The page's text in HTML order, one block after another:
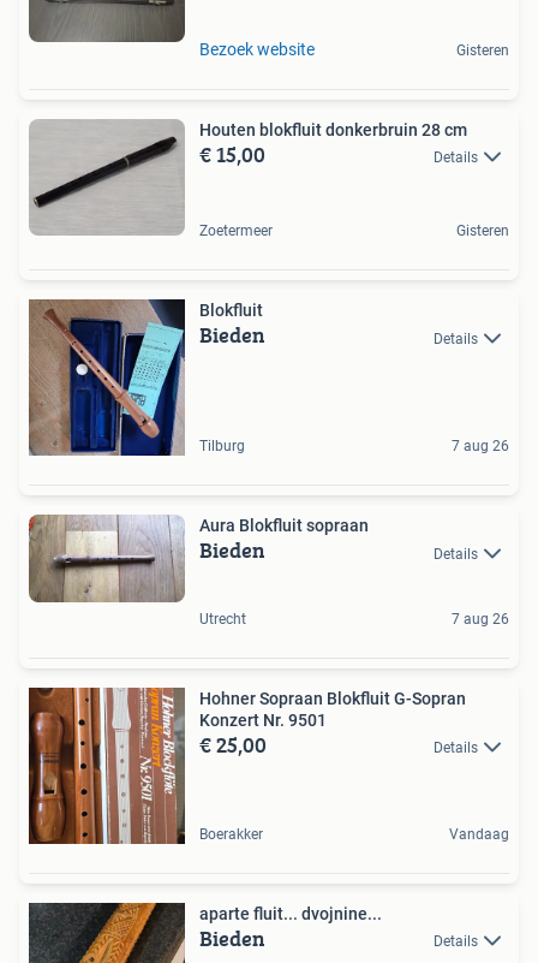
Bezoek website Gisteren
Houten blokfluit donkerbruin 28 cm
€ 15,00 Details
Zoetermeer Gisteren
Blokfluit
Bieden Details
Tilburg 7 aug 26
Aura Blokfluit sopraan
Bieden Details
Utrecht 7 aug 26
Hohner Sopraan Blokfluit G-Sopran
Konzert Nr. 9501
€ 25,00 Details
Boerakker Vandaag
aparte fluit... dvojnine...
Bieden Details